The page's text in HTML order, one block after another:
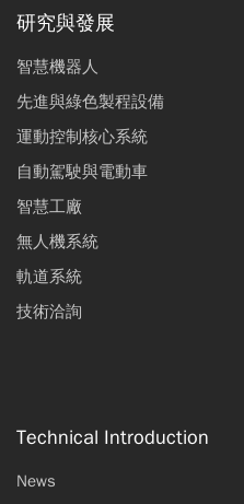
研究與發展
智慧機器人
先進與綠色製程設備
運動控制核心系統
自動駕駛與電動車
智慧工廠
無人機系統
軌道系統
技術洽詢
Technical Introduction
News